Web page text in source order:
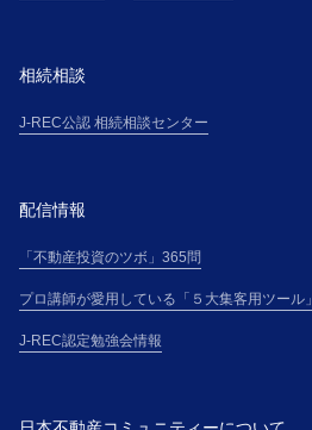
相続相談
J-REC公認 相続相談センター
配信情報
「不動産投資のツボ」365問
プロ講師が愛用している「５大集客用ツール」
J-REC認定勉強会情報